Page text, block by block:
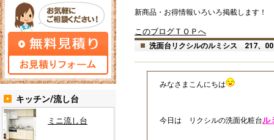
新商品・お得情報いろいろ掲載します！
このブログＴＯＰへ
洗面台リクシルのルミシス 217、
みなさまこんにちは
今日は リクシルの洗面化粧台ル
キッチン/流し台
ミニ流し台